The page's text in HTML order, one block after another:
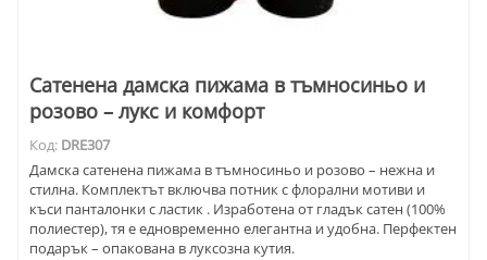
Сатенена дамска пижама в тъмносиньо и
розово – лукс и комфорт
Код: DRE307
Дамска сатенена пижама в тъмносиньо и розово – нежна и
стилна. Комплектът включва потник с флорални мотиви и
къси панталонки с ластик . Изработена от гладък сатен (100%
полиестер), тя е едновременно елегантна и удобна. Перфектен
подарък – опакована в луксозна кутия.